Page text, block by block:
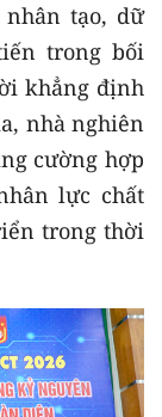
tạo, dữ
trong bối
khẳng định
nhà nghiên
cường hợp
lực chất
trong thời